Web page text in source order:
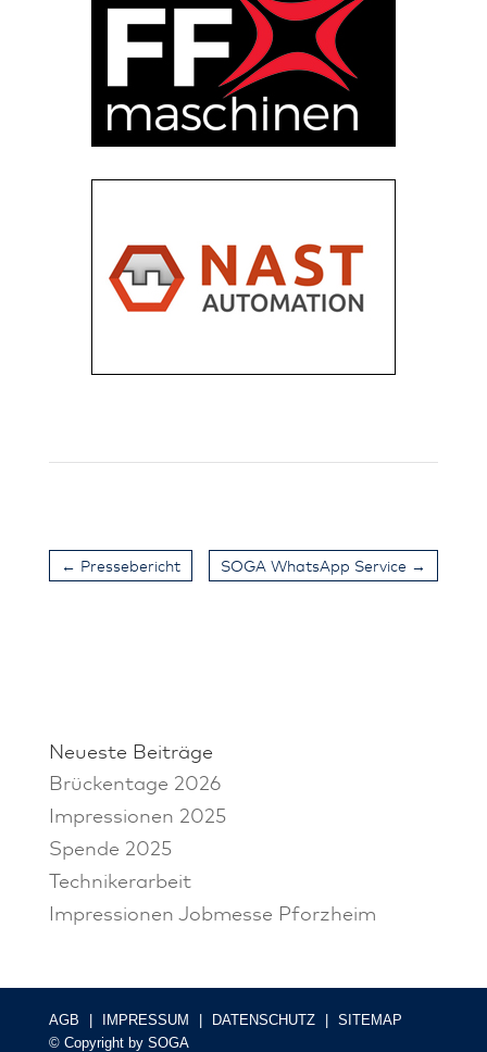
← Pressebericht SOGA WhatsApp Service →
Neueste Beiträge
Brückentage 2026
Impressionen 2025
Spende 2025
Technikerarbeit
Impressionen Jobmesse Pforzheim
AGB IMPRESSUM DATENSCHUTZ
SITEMAP
© Copyright by SOGA